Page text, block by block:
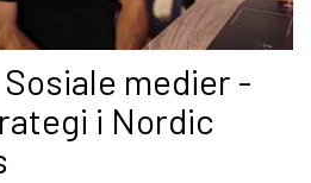
medier -
i Nordic